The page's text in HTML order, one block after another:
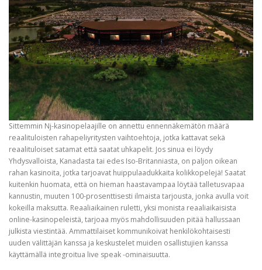
Sittemmin Nj-kasinopelaajille on annettu ennennäkemätön määrä
reaalituloisten rahapeliyritysten vaihtoehtoja, jotka kattavat sekä
reaalituloiset satamat että saatat uhkapelit. Jos sinua ei löydy
Yhdysvalloista, Kanadasta tai edes Iso-Britanniasta, on paljon oikean
rahan kasinoita, jotka tarjoavat huippulaadukkaita kolikkopelejä! Saatat
kuitenkin huomata, että on hieman haastavampaa löytää talletusvapaa
kannustin, muuten 100-prosenttisesti ilmaista tarjousta, jonka avulla voit
kokeilla maksutta. Reaaliaikainen ruletti, yksi monista reaaliaikaisista
online-kasinopeleistä, tarjoaa myös mahdollisuuden pitää hallussaan
julkista viestintää. Ammattilaiset kommunikoivat henkilökohtaisesti
uuden välittäjän kanssa ja keskustelet muiden osallistujien kanssa
käyttämällä integroitua live speak -ominaisuutta.